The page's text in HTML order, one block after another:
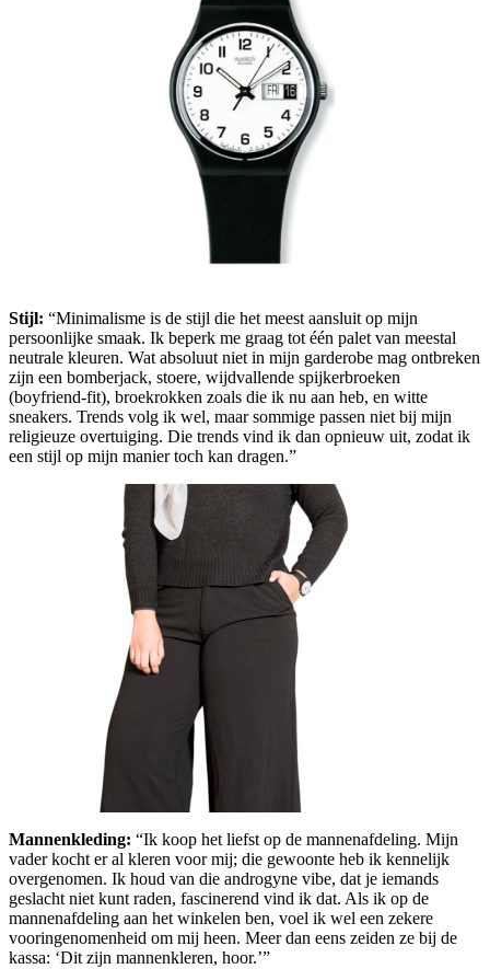
Stijl: “Minimalisme is de stijl die het meest aansluit op mijn
persoonlijke smaak. Ik beperk me graag tot één palet van meestal
neutrale kleuren. Wat absoluut niet in mijn garderobe mag ontbreken
zijn een bomberjack, stoere, wijdvallende spijkerbroeken
(boyfriend-fit), broekrokken zoals die ik nu aan heb, en witte
sneakers. Trends volg ik wel, maar sommige passen niet bij mijn
religieuze overtuiging. Die trends vind ik dan opnieuw uit, zodat ik
een stijl op mijn manier toch kan dragen.”
Mannenkleding: “Ik koop het liefst op de mannenafdeling. Mijn
vader kocht er al kleren voor mij; die gewoonte heb ik kennelijk
overgenomen. Ik houd van die androgyne vibe, dat je iemands
geslacht niet kunt raden, fascinerend vind ik dat. Als ik op de
mannenafdeling aan het winkelen ben, voel ik wel een zekere
vooringenomenheid om mij heen. Meer dan eens zeiden ze bij de
kassa: ‘Dit zijn mannenkleren, hoor.’”